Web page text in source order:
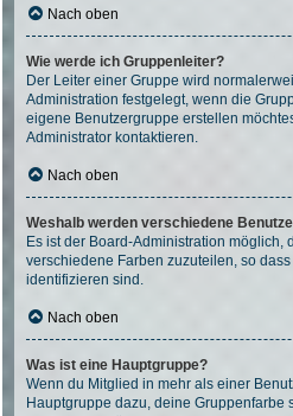
Nach oben
Wie werde ich Gruppenleiter?
Der Leiter einer Gruppe wird
Administration festgelegt, wenn die
eigene Benutzergruppe erstellen
Administrator kontaktieren.
Nach oben
Weshalb werden verschiedene
Es ist der Board-Administration möglich,
verschiedene Farben zuzuteilen, so
identifizieren sind.
Nach oben
Was ist eine Hauptgruppe?
Wenn du Mitglied in mehr als einer
Hauptgruppe dazu, deine Gruppenfarbe